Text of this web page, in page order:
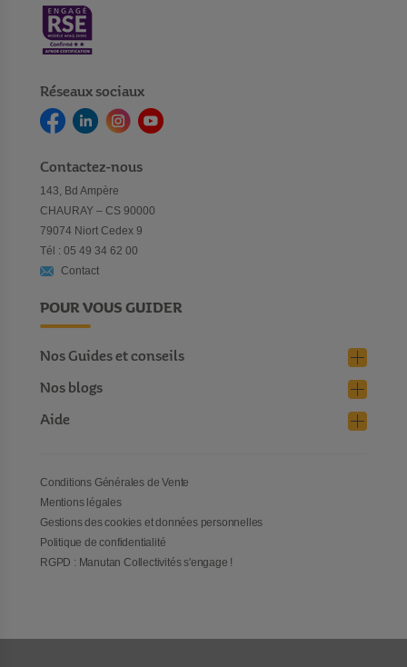
Réseaux sociaux
Contactez-nous
143, Bd Ampère
CHAURAY – CS 90000
79074 Niort Cedex 9
Tél : 05 49 34 62 00
Contact
POUR VOUS GUIDER
Nos Guides et conseils
Nos blogs
Aide
Conditions Générales de Vente
Mentions légales
Gestions des cookies et données personnelles
Politique de confidentialité
RGPD : Manutan Collectivités s'engage !